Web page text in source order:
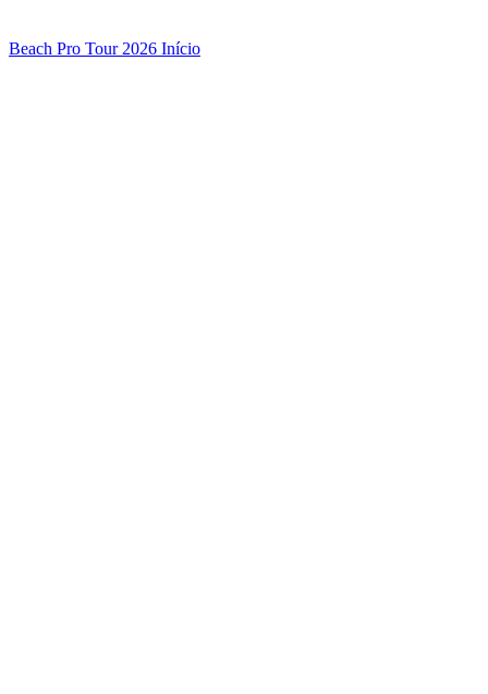
Beach Pro Tour 2026 Início